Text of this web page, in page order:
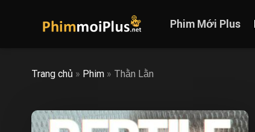
Phim Mới Plus
Trang chủ » Phim » Thằn Lằn